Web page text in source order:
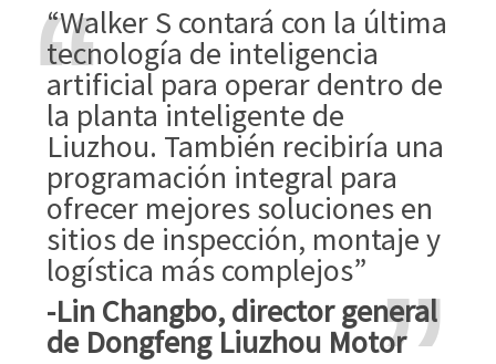
“Walker S contará con la última
tecnología de inteligencia
artificial para operar dentro de
la planta inteligente de
Liuzhou. También recibiría una
programación integral para
ofrecer mejores soluciones en
sitios de inspección, montaje y
logística más complejos”
-Lin Changbo, director general
de Dongfeng Liuzhou Motor